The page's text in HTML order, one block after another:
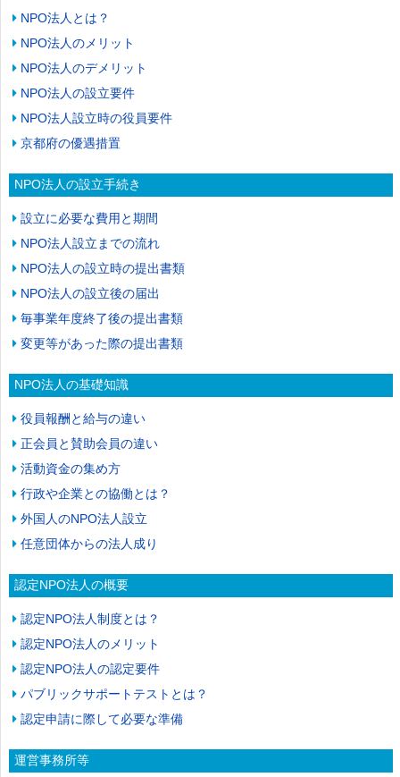
NPO法人とは？
NPO法人のメリット
NPO法人のデメリット
NPO法人の設立要件
NPO法人設立時の役員要件
京都府の優遇措置
NPO法人の設立手続き
設立に必要な費用と期間
NPO法人設立までの流れ
NPO法人の設立時の提出書類
NPO法人の設立後の届出
毎事業年度終了後の提出書類
変更等があった際の提出書類
NPO法人の基礎知識
役員報酬と給与の違い
正会員と賛助会員の違い
活動資金の集め方
行政や企業との協働とは？
外国人のNPO法人設立
任意団体からの法人成り
認定NPO法人の概要
認定NPO法人制度とは？
認定NPO法人のメリット
認定NPO法人の認定要件
パブリックサポートテストとは？
認定申請に際して必要な準備
運営事務所等